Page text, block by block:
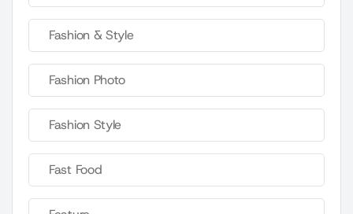
Fashion & Style
Fashion Photo
Fashion Style
Fast Food